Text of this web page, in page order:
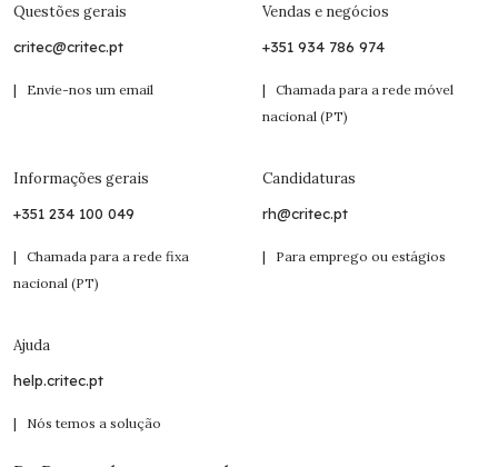
Questões gerais
critec@critec.pt
| Envie-nos um email
Vendas e negócios
+351 934 786 974
| Chamada para a rede móvel
nacional (PT)
Informações gerais
+351 234 100 049
| Chamada para a rede fixa
nacional (PT)
Candidaturas
rh@critec.pt
| Para emprego ou estágios
Ajuda
help.critec.pt
| Nós temos a solução